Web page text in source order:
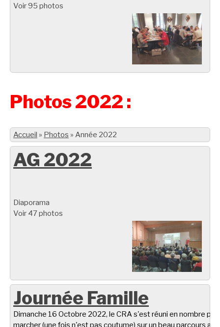
Voir 95 photos
Photos 2022 :
Accueil » Photos » Année 2022
AG 2022
Diaporama
Voir 47 photos
Journée Famille
Dimanche 16 Octobre 2022, le CRA s'est réuni en nombre
marcher (une fois n'est pas coutume) sur un beau parcours